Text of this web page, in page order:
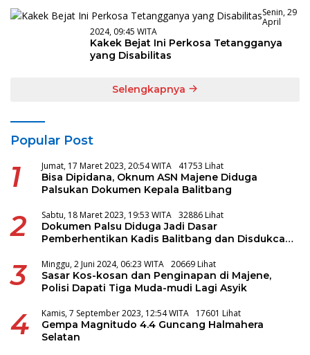
Senin, 29
April
2024, 09:45 WITA
Kakek Bejat Ini Perkosa Tetangganya
yang Disabilitas
Selengkapnya
Popular Post
1 Jumat, 17 Maret 2023, 20:54 WITA 41753 Lihat
Bisa Dipidana, Oknum ASN Majene Diduga
Palsukan Dokumen Kepala Balitbang
2 Sabtu, 18 Maret 2023, 19:53 WITA 32886 Lihat
Dokumen Palsu Diduga Jadi Dasar
Pemberhentikan Kadis Balitbang dan Disdukcapil
3 Minggu, 2 Juni 2024, 06:23 WITA 20669 Lihat
Sasar Kos-kosan dan Penginapan di Majene,
Polisi Dapati Tiga Muda-mudi Lagi Asyik
4 Kamis, 7 September 2023, 12:54 WITA 17601 Lihat
Gempa Magnitudo 4.4 Guncang Halmahera
Selatan